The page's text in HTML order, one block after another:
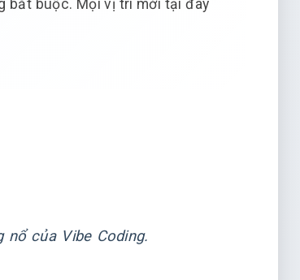
bắt buộc. Mọi vị trí mới tại đây
của Vibe Coding.